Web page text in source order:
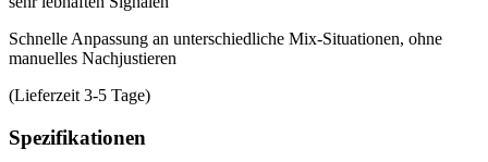
Schnelle Anpassung an unterschiedliche Mix-Situationen, ohne
manuelles Nachjustieren
(Lieferzeit 3-5 Tage)
Spezifikationen